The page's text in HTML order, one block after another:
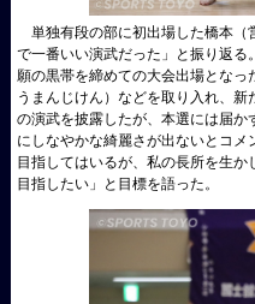
単独有段の部に初出場した橋本（
で一番いい演武だった」と振り返
願の黒帯を締めての大会出場となっ
うまんじけん）などを取り入れ、
の演武を披露したが、本選には届か
にしなやかな綺麗さが出ないとコ
目指してはいるが、私の長所を生
目指したい」と目標を語った。